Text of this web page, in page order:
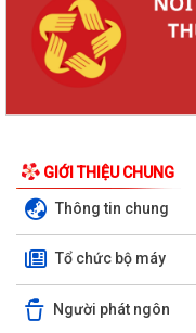
GIỚI THIỆU CHUNG
Thông tin chung
Tổ chức bộ máy
Người phát ngôn